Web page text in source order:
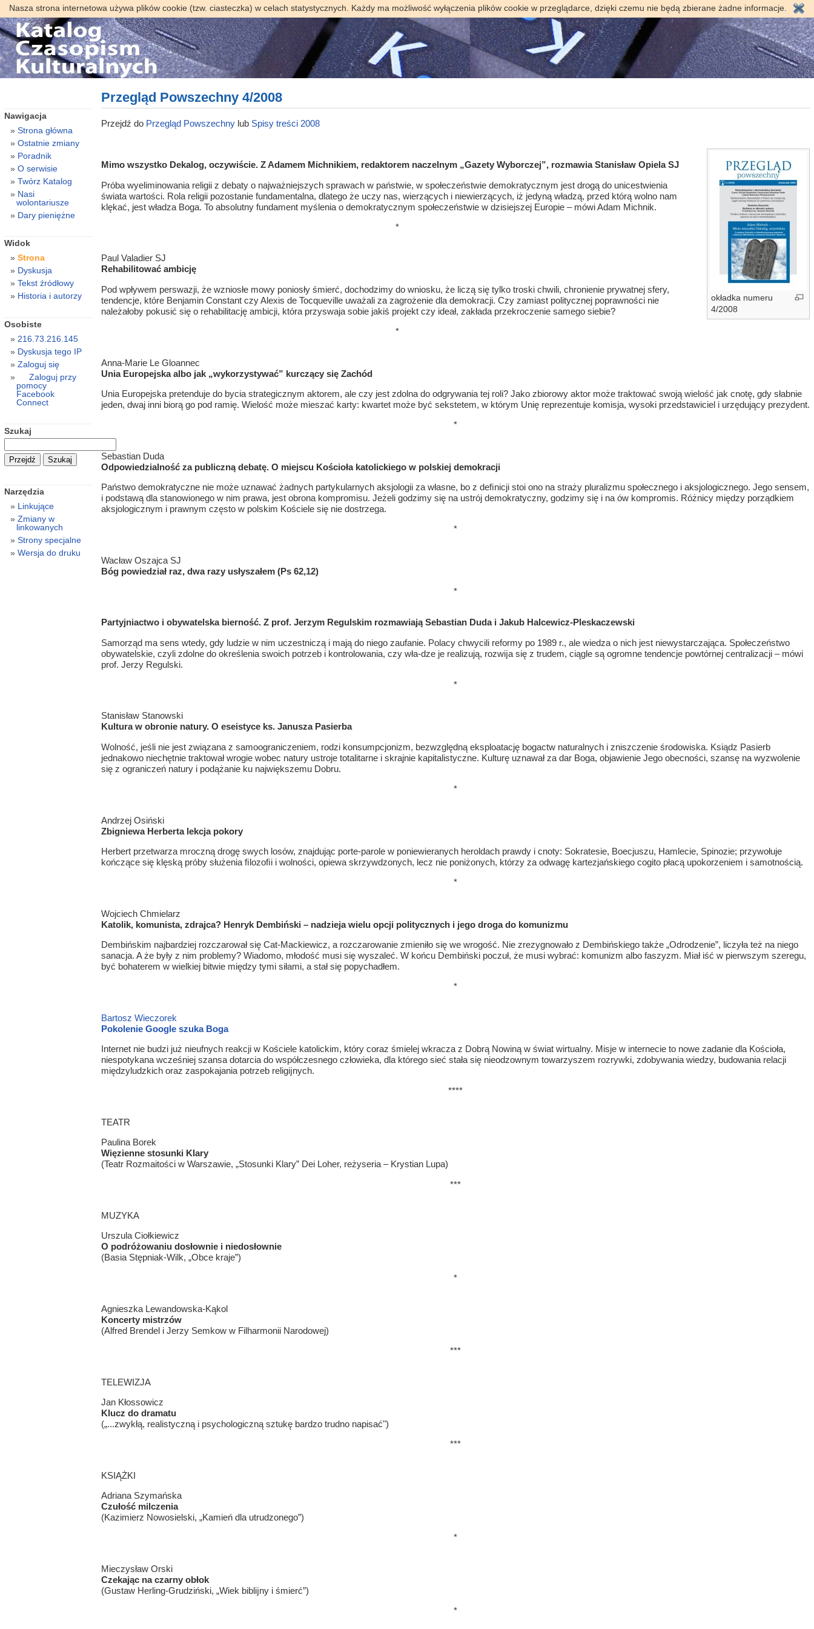
Nasza strona internetowa używa plików cookie (tzw. ciasteczka) w celach statystycznych. Każdy ma możliwość wyłączenia plików cookie w przeglądarce, dzięki czemu nie będą zbierane żadne informacje.
Przegląd Powszechny 4/2008
Przejdź do Przegląd Powszechnylub Spisy treści 2008
okładka numeru
4/2008
Mimo wszystko Dekalog, oczywiście. Z Adamem Michnikiem, redaktorem naczelnym „Gazety Wyborczej”, rozmawia Stanisław Opiela SJ
Próba wyeliminowania religii z debaty o najważniejszych sprawach w państwie, w społeczeństwie demokratycznym jest drogą do unicestwienia
świata wartości. Rola religii pozostanie fundamentalna, dlatego że uczy nas, wierzących i niewierzących, iż jedyną władzą, przed którą wolno nam
klękać, jest władza Boga. To absolutny fundament myślenia o demokratycznym społeczeństwie w dzisiejszej Europie – mówi Adam Michnik.
*
Paul Valadier SJ
Rehabilitować ambicję
Pod wpływem perswazji, że wzniosłe mowy poniosły śmierć, dochodzimy do wniosku, że liczą się tylko troski chwili, chronienie prywatnej sfery,
tendencje, które Benjamin Constant czy Alexis de Tocqueville uważali za zagrożenie dla demokracji. Czy zamiast politycznej poprawności nie
należałoby pokusić się o rehabilitację ambicji, która przyswaja sobie jakiś projekt czy ideał, zakłada przekroczenie samego siebie?
*
Anna-Marie Le Gloannec
Unia Europejska albo jak „wykorzystywać” kurczący się Zachód
Unia Europejska pretenduje do bycia strategicznym aktorem, ale czy jest zdolna do odgrywania tej roli? Jako zbiorowy aktor może traktować swoją wielość jak cnotę, gdy słabnie
jeden, dwaj inni biorą go pod ramię. Wielość może mieszać karty: kwartet może być sekstetem, w którym Unię reprezentuje komisja, wysoki przedstawiciel i urzędujący prezydent.
*
Sebastian Duda
Odpowiedzialność za publiczną debatę. O miejscu Kościoła katolickiego w polskiej demokracji
Państwo demokratyczne nie może uznawać żadnych partykularnych aksjologii za własne, bo z deﬁnicji stoi ono na straży pluralizmu społecznego i aksjologicznego. Jego sensem,
i podstawą dla stanowionego w nim prawa, jest obrona kompromisu. Jeżeli godzimy się na ustrój demokratyczny, godzimy się i na ów kompromis. Różnicy między porządkiem
aksjologicznym i prawnym często w polskim Kościele się nie dostrzega.
*
Wacław Oszajca SJ
Bóg powiedział raz, dwa razy usłyszałem (Ps 62,12)
*
Partyjniactwo i obywatelska bierność. Z prof. Jerzym Regulskim rozmawiają Sebastian Duda i Jakub Halcewicz-Pleskaczewski
Samorząd ma sens wtedy, gdy ludzie w nim uczestniczą i mają do niego zaufanie. Polacy chwycili reformy po 1989 r., ale wiedza o nich jest niewystarczająca. Społeczeństwo
obywatelskie, czyli zdolne do określenia swoich potrzeb i kontrolowania, czy wła-dze je realizują, rozwĳa się z trudem, ciągle są ogromne tendencje powtórnej centralizacji – mówi
prof. Jerzy Regulski.
*
Stanisław Stanowski
Kultura w obronie natury. O eseistyce ks. Janusza Pasierba
Wolność, jeśli nie jest związana z samoograniczeniem, rodzi konsumpcjonizm, bezwzględną eksploatację bogactw naturalnych i zniszczenie środowiska. Ksiądz Pasierb
jednakowo niechętnie traktował wrogie wobec natury ustroje totalitarne i skrajnie kapitalistyczne. Kulturę uznawał za dar Boga, objawienie Jego obecności, szansę na wyzwolenie
się z ograniczeń natury i podążanie ku największemu Dobru.
*
Andrzej Osiński
Zbigniewa Herberta lekcja pokory
Herbert przetwarza mroczną drogę swych losów, znajdując porte-parole w poniewieranych heroldach prawdy i cnoty: Sokratesie, Boecjuszu, Hamlecie, Spinozie; przywołuje
kończące się klęską próby służenia ﬁlozoﬁi i wolności, opiewa skrzywdzonych, lecz nie poniżonych, którzy za odwagę kartezjańskiego cogito płacą upokorzeniem i samotnością.
*
Wojciech Chmielarz
Katolik, komunista, zdrajca? Henryk Dembiński – nadzieja wielu opcji politycznych i jego droga do komunizmu
Dembińskim najbardziej rozczarował się Cat-Mackiewicz, a rozczarowanie zmieniło się we wrogość. Nie zrezygnowało z Dembińskiego także „Odrodzenie”, liczyła też na niego
sanacja. A że były z nim problemy? Wiadomo, młodość musi się wyszaleć. W końcu Dembiński poczuł, że musi wybrać: komunizm albo faszyzm. Miał iść w pierwszym szeregu,
być bohaterem w wielkiej bitwie między tymi siłami, a stał się popychadłem.
*
Bartosz Wieczorek
Pokolenie Google szuka Boga
Internet nie budzi już nieufnych reakcji w Kościele katolickim, który coraz śmielej wkracza z Dobrą Nowiną w świat wirtualny. Misje w internecie to nowe zadanie dla Kościoła,
niespotykana wcześniej szansa dotarcia do współczesnego człowieka, dla którego sieć stała się nieodzownym towarzyszem rozrywki, zdobywania wiedzy, budowania relacji
międzyludzkich oraz zaspokajania potrzeb religĳnych.
****
TEATR
Paulina Borek
Więzienne stosunki Klary
(Teatr Rozmaitości w Warszawie, „Stosunki Klary” Dei Loher, reżyseria – Krystian Lupa)
***
MUZYKA
Urszula Ciołkiewicz
O podróżowaniu dosłownie i niedosłownie
(Basia Stępniak-Wilk, „Obce kraje”)
*
Agnieszka Lewandowska-Kąkol
Koncerty mistrzów
(Alfred Brendel i Jerzy Semkow w Filharmonii Narodowej)
***
TELEWIZJA
Jan Kłossowicz
Klucz do dramatu
(„...zwykłą, realistyczną i psychologiczną sztukę bardzo trudno napisać")
***
KSIĄŻKI
Adriana Szymańska
Czułość milczenia
(Kazimierz Nowosielski, „Kamień dla utrudzonego”)
*
Mieczysław Orski
Czekając na czarny obłok
(Gustaw Herling-Grudziński, „Wiek biblĳny i śmierć”)
*
Nawigacja
Strona główna
Ostatnie zmiany
Poradnik
O serwisie
Twórz Katalog
Nasi
wolontariusze
Dary pieniężne
Widok
Strona
Dyskusja
Tekst źródłowy
Historia i autorzy
Osobiste
216.73.216.145
Dyskusja tego IP
Zaloguj się
Zaloguj przy
pomocy
Facebook
Connect
Szukaj
Narzędzia
Linkujące
Zmiany w
linkowanych
Strony specjalne
Wersja do druku